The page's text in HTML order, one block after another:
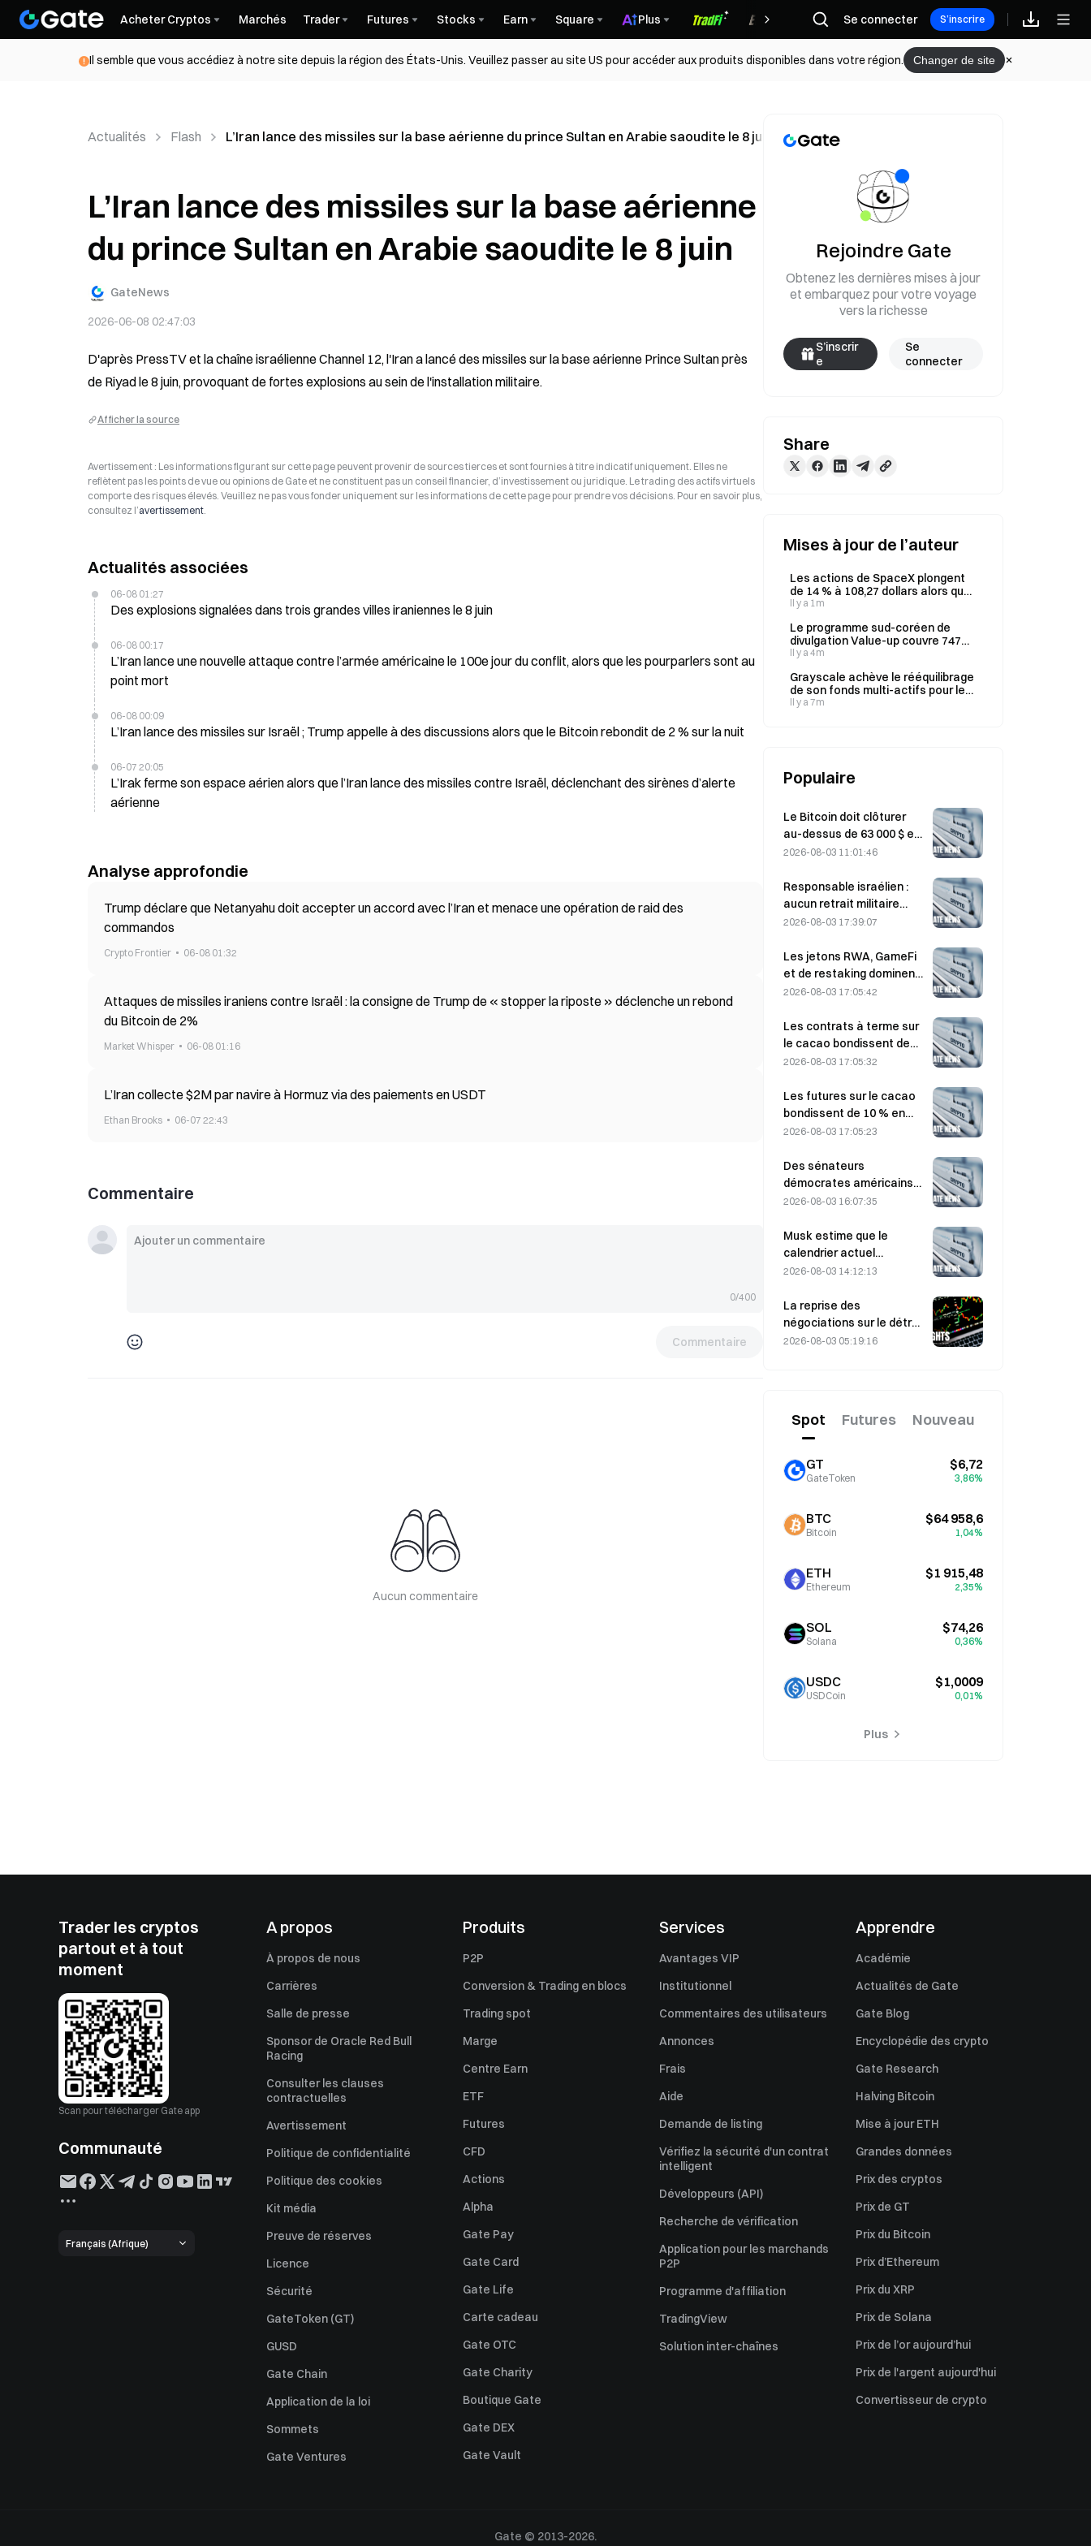
Acheter Cryptos Marchés Trader Futures Stocks Earn Square Plus Récompenses
Se connecter S’inscrire
Il semble que vous accédiez à notre site depuis la région des États-Unis. Veuillez passer au site US pour accéder aux produits disponibles dans votre région. Changer de site
Actualités Flash L’Iran lance des missiles sur la base aérienne du prince Sultan en Arabie saoudite le 8 juin
L’Iran lance des missiles sur la base aérienne
du prince Sultan en Arabie saoudite le 8 juin
GateNews
2026-06-08 02:47:03
D'après PressTV et la chaîne israélienne Channel 12, l'Iran a lancé des missiles sur la base aérienne Prince Sultan près
de Riyad le 8 juin, provoquant de fortes explosions au sein de l'installation militaire.
Afficher la source
Avertissement : Les informations figurant sur cette page peuvent provenir de sources tierces et sont fournies à titre indicatif uniquement. Elles ne
reflètent pas les points de vue ou opinions de Gate et ne constituent pas un conseil financier, d’investissement ou juridique. Le trading des actifs virtuels
comporte des risques élevés. Veuillez ne pas vous fonder uniquement sur les informations de cette page pour prendre vos décisions. Pour en savoir plus,
consultez l’avertissement.
Actualités associées
06-08 01:27
Des explosions signalées dans trois grandes villes iraniennes le 8 juin
06-08 00:17
L’Iran lance une nouvelle attaque contre l’armée américaine le 100e jour du conflit, alors que les pourparlers sont au
point mort
06-08 00:09
L’Iran lance des missiles sur Israël ; Trump appelle à des discussions alors que le Bitcoin rebondit de 2 % sur la nuit
06-07 20:05
L’Irak ferme son espace aérien alors que l’Iran lance des missiles contre Israël, déclenchant des sirènes d’alerte
aérienne
Analyse approfondie
Trump déclare que Netanyahu doit accepter un accord avec l’Iran et menace une opération de raid des
commandos
Crypto Frontier 06-08 01:32
Attaques de missiles iraniens contre Israël : la consigne de Trump de « stopper la riposte » déclenche un rebond
du Bitcoin de 2%
Market Whisper 06-08 01:16
L’Iran collecte $2M par navire à Hormuz via des paiements en USDT
Ethan Brooks 06-07 22:43
Commentaire
0/400
Commentaire
Aucun commentaire
Rejoindre Gate
Obtenez les dernières mises à jour
et embarquez pour votre voyage
vers la richesse
S’inscrir
e
Se
connecter
Share
Mises à jour de l’auteur
Les actions de SpaceX plongent
de 14 % à 108,27 dollars alors que
la période de blocage de
aujourd’hui, marquant une
cinquième baisse hebdomadaire
consécutive
Il y a 1m
Le programme sud-coréen de
divulgation Value-up couvre 747
entreprises, soit 84,6 % de la
Il y a 4m
Grayscale achève le rééquilibrage
de son fonds multi-actifs pour le
deuxième trimestre le 3 août et
Il y a 7m
Populaire
Le Bitcoin doit clôturer
au-dessus de 63 000 $ en
août pour confirmer le
selon une étude : cela
pourrait être multiplié par
10.
2026-08-03 11:01:46
Responsable israélien :
aucun retrait militaire
avant que le Hamas ne
2026-08-03 17:39:07
Les jetons RWA, GameFi
et de restaking dominent
les performances du
2026-08-03 17:05:42
Les contrats à terme sur
le cacao bondissent de
près de 8 % en séance
dernière journée de
vendredi, surprenant les
participants au marché
2026-08-03 17:05:32
Les futures sur le cacao
bondissent de 10 % en
raison de préoccupations
rapprochent de 6 000
dollars la tonne
2026-08-03 17:05:23
Des sénateurs
démocrates américains
exhortent la CFTC à
paris liés aux feux de
forêt, alors que la saison
des incendies pourrait
2026-08-03 16:07:35
Musk estime que le
calendrier actuel
constitue une opportunité
août
2026-08-03 14:12:13
La reprise des
négociations sur le détroit
d’Ormuz fait baisser le prix
temporairement ?
2026-08-03 05:19:16
Spot Futures Nouveau
GT
GateToken
$6,72
3,86%
BTC
Bitcoin
$64 958,6
1,04%
ETH
Ethereum
$1 915,48
2,35%
SOL
Solana
$74,26
0,36%
USDC
USDCoin
$1,0009
0,01%
Plus
Trader les cryptos
partout et à tout
moment
Scan pour télécharger Gate app
Communauté
Français (Afrique)
A propos
À propos de nous
Carrières
Salle de presse
Sponsor de Oracle Red Bull
Racing
Consulter les clauses
contractuelles
Avertissement
Politique de confidentialité
Politique des cookies
Kit média
Preuve de réserves
Licence
Sécurité
GateToken (GT)
GUSD
Gate Chain
Application de la loi
Sommets
Gate Ventures
Produits
P2P
Conversion & Trading en blocs
Trading spot
Marge
Centre Earn
ETF
Futures
CFD
Actions
Alpha
Gate Pay
Gate Card
Gate Life
Carte cadeau
Gate OTC
Gate Charity
Boutique Gate
Gate DEX
Gate Vault
Services
Avantages VIP
Institutionnel
Commentaires des utilisateurs
Annonces
Frais
Aide
Demande de listing
Vérifiez la sécurité d'un contrat
intelligent
Développeurs (API)
Recherche de vérification
Application pour les marchands
P2P
Programme d'affiliation
TradingView
Solution inter-chaînes
Apprendre
Académie
Actualités de Gate
Gate Blog
Encyclopédie des crypto
Gate Research
Halving Bitcoin
Mise à jour ETH
Grandes données
Prix des cryptos
Prix de GT
Prix du Bitcoin
Prix d’Ethereum
Prix du XRP
Prix de Solana
Prix de l’or aujourd’hui
Prix de l'argent aujourd'hui
Convertisseur de crypto
Gate © 2013-2026.